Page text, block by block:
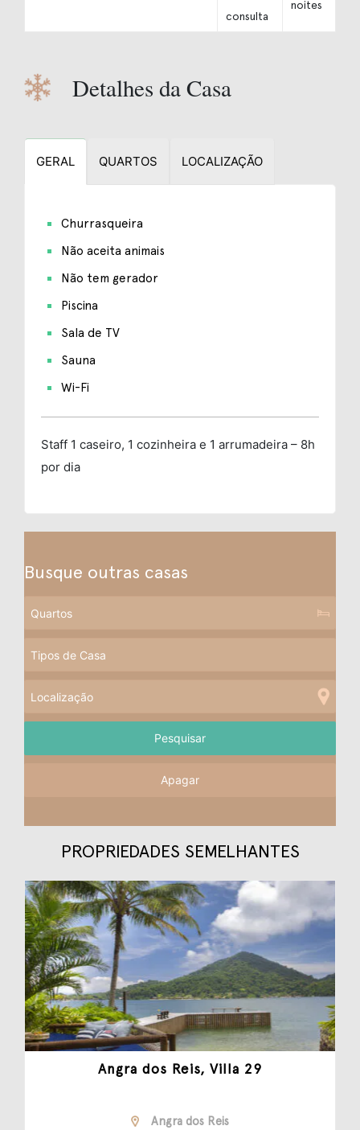
consulta
noites
Detalhes da Casa
GERAL QUARTOS LOCALIZAÇÃO
Churrasqueira
Não aceita animais
Não tem gerador
Piscina
Sala de TV
Sauna
Wi-Fi
Staff 1 caseiro, 1 cozinheira e 1 arrumadeira – 8h
por dia
Busque outras casas
Apagar
PROPRIEDADES SEMELHANTES
Angra dos Reis, Villa 29
Angra dos Reis